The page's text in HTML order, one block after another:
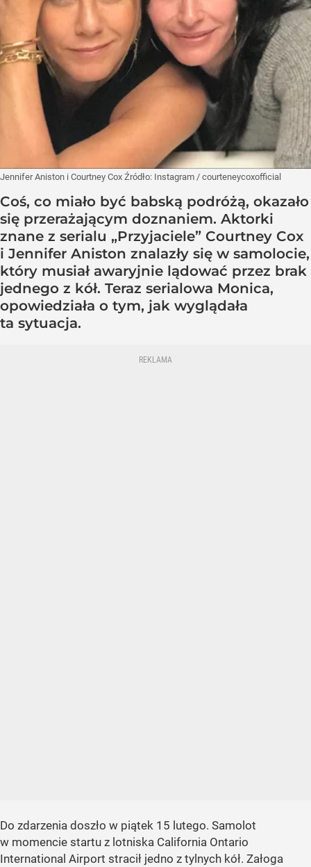
Jennifer Aniston i Courtney Cox Źródło: Instagram / courteneycoxofficial
Coś, co miało być babską podróżą, okazało
się przerażającym doznaniem. Aktorki
znane z serialu „Przyjaciele” Courtney Cox
i Jennifer Aniston znalazły się w samolocie,
który musiał awaryjnie lądować przez brak
jednego z kół. Teraz serialowa Monica,
opowiedziała o tym, jak wyglądała
ta sytuacja.
Do zdarzenia doszło w piątek 15 lutego. Samolot
w momencie startu z lotniska California Ontario
International Airport stracił jedno z tylnych kół. Załoga